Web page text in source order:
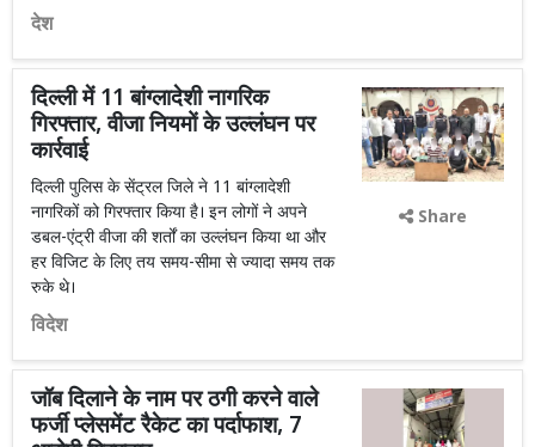
देश
दिल्ली में 11 बांग्लादेशी नागरिक
गिरफ्तार, वीजा नियमों के उल्लंघन पर
कार्रवाई
दिल्ली पुलिस के सेंट्रल जिले ने 11 बांग्लादेशी
नागरिकों को गिरफ्तार किया है। इन लोगों ने अपने
डबल-एंट्री वीजा की शर्तों का उल्लंघन किया था और
हर विजिट के लिए तय समय-सीमा से ज्यादा समय तक
रुके थे।
विदेश
Share
जॉब दिलाने के नाम पर ठगी करने वाले
फर्जी प्लेसमेंट रैकेट का पर्दाफाश, 7